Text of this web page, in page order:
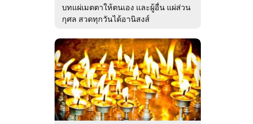
บทแผ่เมตตาให้ตนเอง และผู้อื่น แผ่ส่วน
กุศล สวดทุกวันได้อานิสงส์